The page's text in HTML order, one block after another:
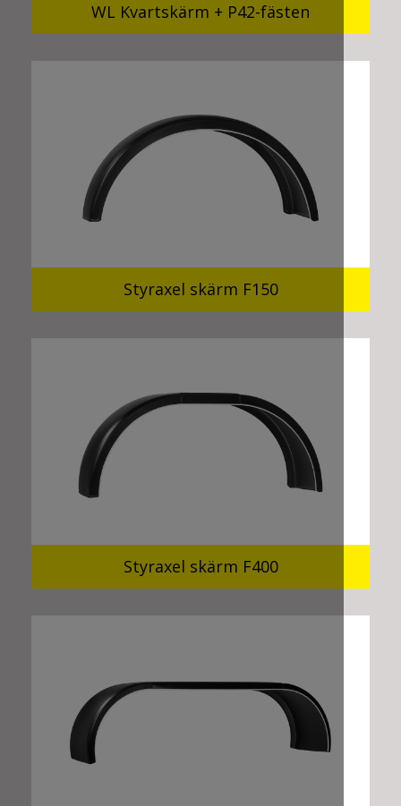
WL Kvartskärm + P42-fästen
Styraxel skärm F150
Styraxel skärm F400